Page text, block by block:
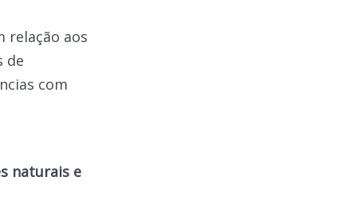
relação aos
de
com
naturais e